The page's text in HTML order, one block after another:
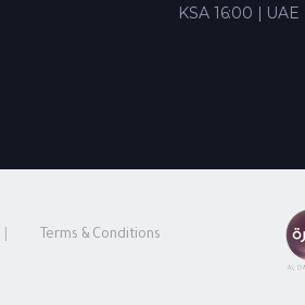
KSA 16:00 | UAE
Terms & Conditions